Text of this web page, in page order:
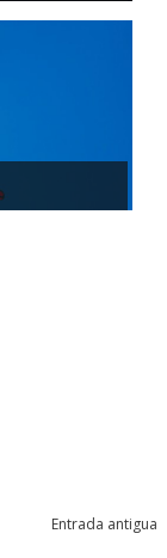
Entrada antigua